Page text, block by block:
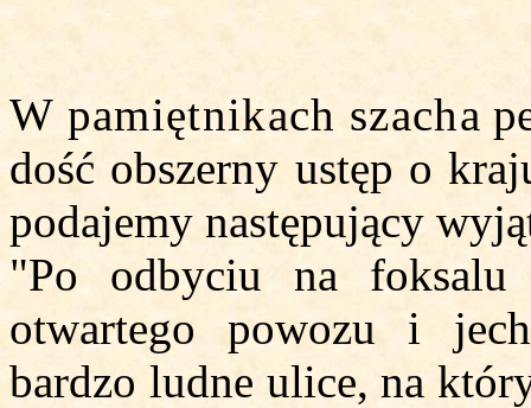
W pamiętnikach szacha
dość obszerny ustęp o
podajemy następujący
"Po odbyciu na foksalu
otwartego powozu i
bardzo ludne ulice, na